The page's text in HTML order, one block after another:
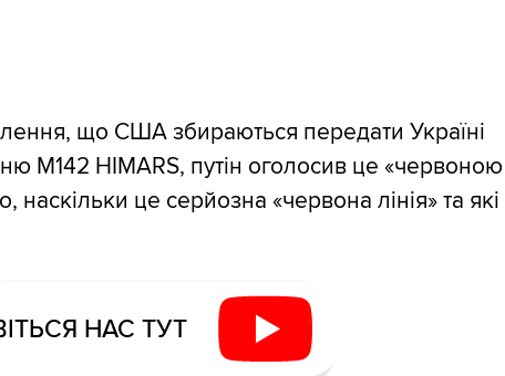
що США збираються передати Україні
М142 HIMARS, путін оголосив це «червоною
наскільки це серйозна «червона лінія» та які
НАС ТУТ